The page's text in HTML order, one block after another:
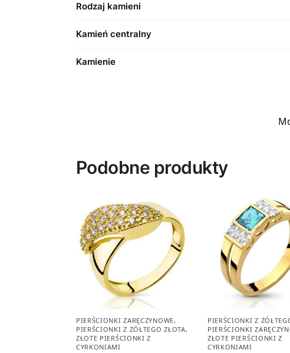
Rodzaj kamieni
Kamień centralny
Kamienie
Podobne produkty
PIERŚCIONKI ZARĘCZYNOWE,
PIERŚCIONKI Z ŻÓŁTEGO ZŁOTA,
ZŁOTE PIERŚCIONKI Z
CYRKONIAMI
PIERŚCIONKI Z
PIERŚCIONKI
ZŁOTE PIERŚCIONKI Z
CYRKONIAMI